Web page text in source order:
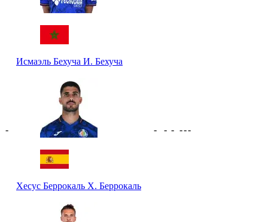
Исмаэль Бехуча И. Бехуча
-
Хесус Беррокаль Х. Беррокаль
- - - ---